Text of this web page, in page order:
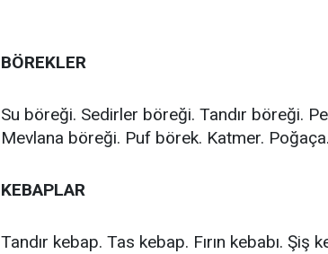
BÖREKLER
Su böreği. Sedirler böreği. Tandır böreği.
Mevlana böreği. Puf börek. Katmer.
KEBAPLAR
Tandır kebap. Tas kebap. Fırın kebabı. Şiş